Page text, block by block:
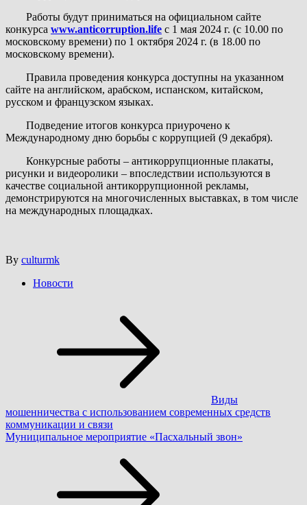
Работы будут приниматься на официальном сайте
конкурса www.anticorruption.life с 1 мая 2024 г. (с 10.00 по
московскому времени) по 1 октября 2024 г. (в 18.00 по
московскому времени).
Правила проведения конкурса доступны на указанном
сайте на английском, арабском, испанском, китайском,
русском и французском языках.
Подведение итогов конкурса приурочено к
Международному дню борьбы с коррупцией (9 декабря).
Конкурсные работы – антикоррупционные плакаты,
рисунки и видеоролики – впоследствии используются в
качестве социальной антикоррупционной рекламы,
демонстрируются на многочисленных выставках, в том числе
на международных площадках.
By culturmk
Новости
записям
Виды
мошенничества с использованием современных средств
коммуникации и связи
Муниципальное мероприятие «Пасхальный звон»